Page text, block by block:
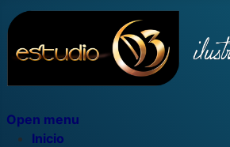
Open menu
Inicio